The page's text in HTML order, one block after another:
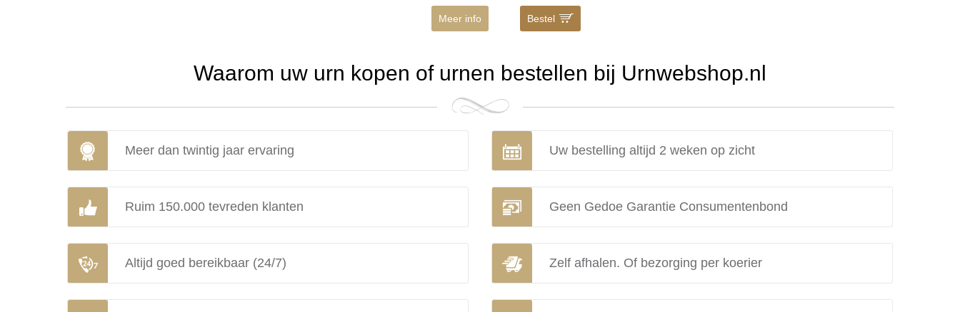
Meer info Bestel
Waarom uw urn kopen of urnen bestellen bij Urnwebshop.nl
Meer dan twintig jaar ervaring Uw bestelling altijd 2 weken op zicht
Ruim 150.000 tevreden klanten Geen Gedoe Garantie Consumentenbond
Altijd goed bereikbaar (24/7) Zelf afhalen. Of bezorging per koerier